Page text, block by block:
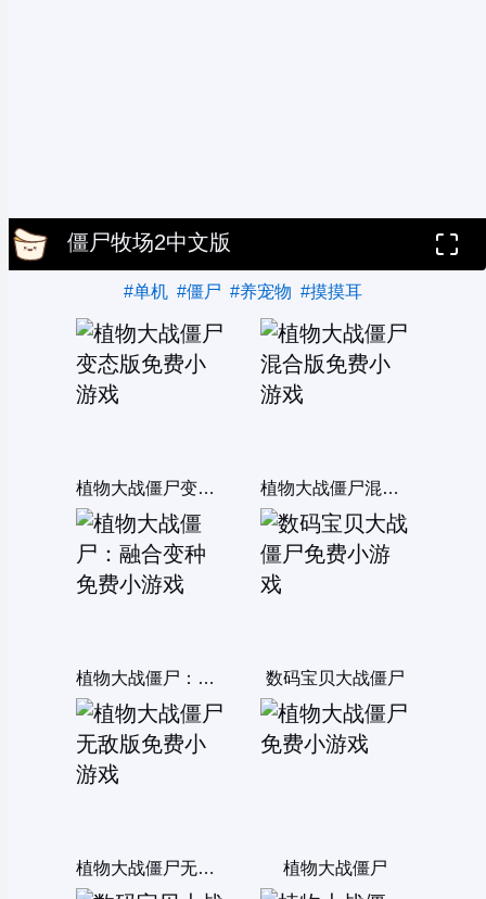
僵尸牧场2中文版
#单机 #僵尸 #养宠物 #摸摸耳
植物大战僵尸变态版 植物大战僵尸混合版
植物大战僵尸：融合变种 数码宝贝大战僵尸
植物大战僵尸无敌版 植物大战僵尸